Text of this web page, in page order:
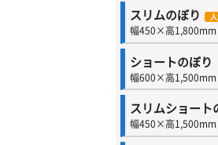
スリムのぼり
幅450×高1,800mm
ショートのぼり
幅600×高1,500mm
スリムショート
幅450×高1,500mm